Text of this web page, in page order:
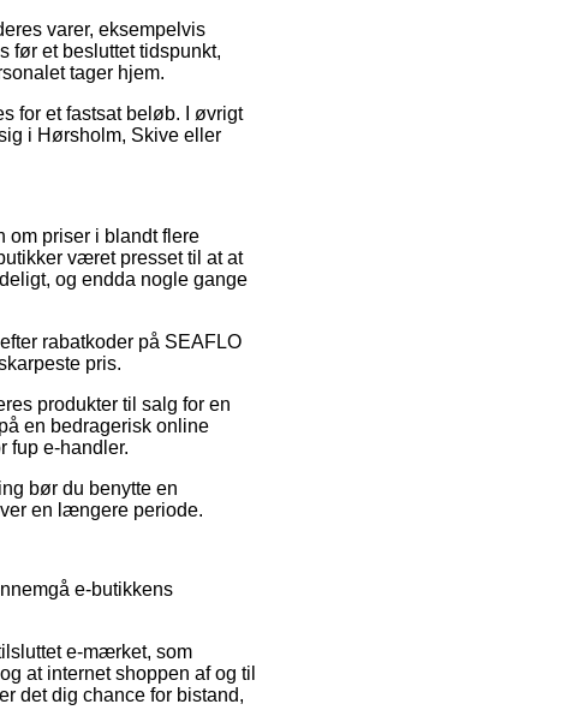
varer, eksempelvis
før et besluttet tidspunkt,
tager hjem.
for et fastsat beløb. I øvrigt
i Hørsholm, Skive eller
om priser i blandt flere
været presset til at at
og endda nogle gange
rabatkoder på SEAFLO
pris.
produkter til salg for en
en bedragerisk online
fup e-handler.
bør du benytte en
en længere periode.
e-butikkens
e-mærket, som
at internet shoppen af og til
det dig chance for bistand,